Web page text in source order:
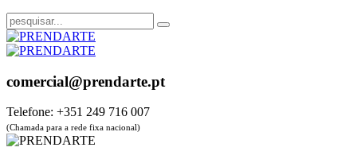
comercial@prendarte.pt
Telefone: +351 249 716 007
(Chamada para a rede fixa nacional)